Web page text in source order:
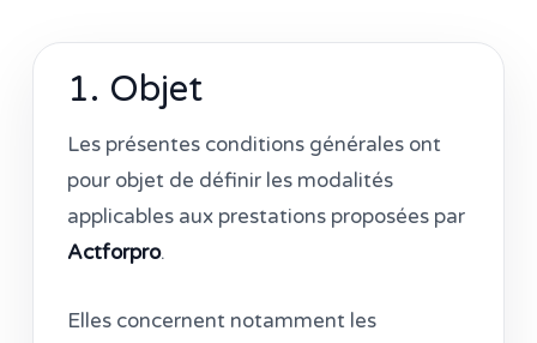
1. Objet
Les présentes conditions générales ont
pour objet de définir les modalités
applicables aux prestations proposées par
Actforpro.
Elles concernent notamment les